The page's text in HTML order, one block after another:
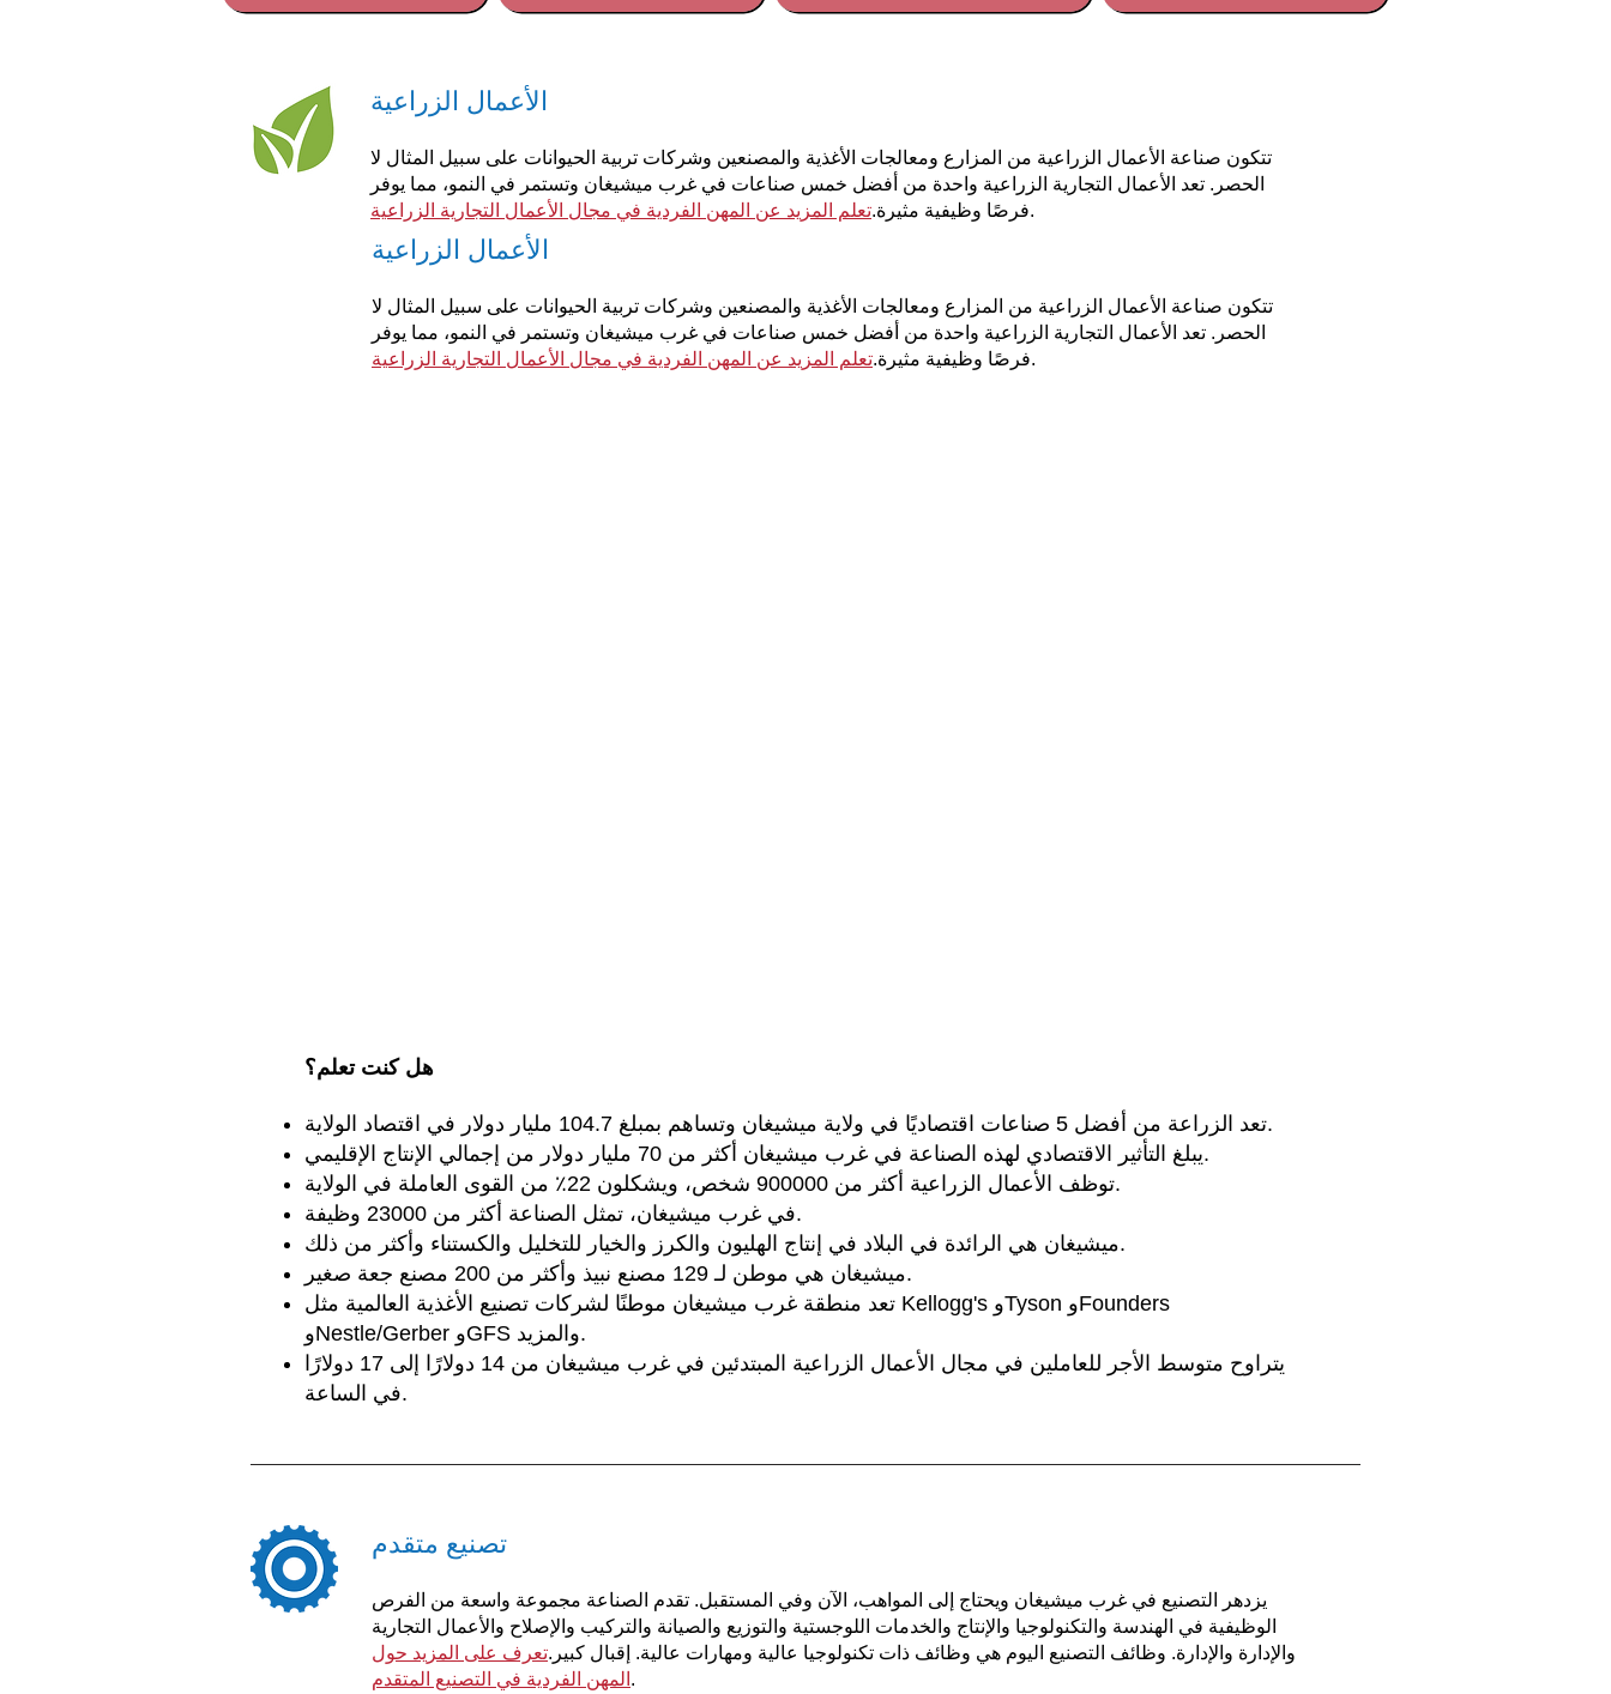
الأعمال الزراعية
تتكون صناعة الأعمال الزراعية من المزارع ومعالجات الأغذية والمصنعين وشركات تربية الحيوانات على سبيل المثال لا
الحصر. تعد الأعمال التجارية الزراعية واحدة من أفضل خمس صناعات في غرب ميشيغان وتستمر في النمو، مما يوفر
فرصًا وظيفية مثيرة.تعلم المزيد عن المهن الفردية في مجال الأعمال التجارية الزراعية .
الأعمال الزراعية
تتكون صناعة الأعمال الزراعية من المزارع ومعالجات الأغذية والمصنعين وشركات تربية الحيوانات على سبيل المثال لا
الحصر. تعد الأعمال التجارية الزراعية واحدة من أفضل خمس صناعات في غرب ميشيغان وتستمر في النمو، مما يوفر
فرصًا وظيفية مثيرة.تعلم المزيد عن المهن الفردية في مجال الأعمال التجارية الزراعية .
هل كنت تعلم؟
تعد الزراعة من أفضل 5 صناعات اقتصاديًا في ولاية ميشيغان وتساهم بمبلغ 104.7 مليار دولار في اقتصاد الولاية.
يبلغ التأثير الاقتصادي لهذه الصناعة في غرب ميشيغان أكثر من 70 مليار دولار من إجمالي الإنتاج الإقليمي.
توظف الأعمال الزراعية أكثر من 900000 شخص، ويشكلون 22٪ من القوى العاملة في الولاية.
في غرب ميشيغان، تمثل الصناعة أكثر من 23000 وظيفة.
ميشيغان هي الرائدة في البلاد في إنتاج الهليون والكرز والخيار للتخليل والكستناء وأكثر من ذلك.
ميشيغان هي موطن لـ 129 مصنع نبيذ وأكثر من 200 مصنع جعة صغير.
تعد منطقة غرب ميشيغان موطنًا لشركات تصنيع الأغذية العالمية مثل Kellogg's وTyson وFounders
وNestle/Gerber وGFS والمزيد.
يتراوح متوسط الأجر للعاملين في مجال الأعمال الزراعية المبتدئين في غرب ميشيغان من 14 دولارًا إلى 17 دولارًا
في الساعة.
تصنيع متقدم
يزدهر التصنيع في غرب ميشيغان ويحتاج إلى المواهب، الآن وفي المستقبل. تقدم الصناعة مجموعة واسعة من الفرص
الوظيفية في الهندسة والتكنولوجيا والإنتاج والخدمات اللوجستية والتوزيع والصيانة والتركيب والإصلاح والأعمال التجارية
والإدارة والإدارة. وظائف التصنيع اليوم هي وظائف ذات تكنولوجيا عالية ومهارات عالية. إقبال كبير.تعرف على المزيد حول
المهن الفردية في التصنيع المتقدم .